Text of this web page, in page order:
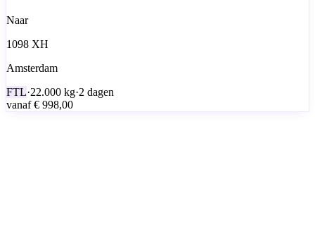
Naar
1098 XH
Amsterdam
FTL·22.000 kg·2 dagen
vanaf€ 998,00